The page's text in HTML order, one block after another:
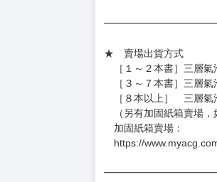
週一～週五 １０：０
（假日＆國定假日休息
．現貨商品：１～２天
．已上市且非現貨商品
－每週四～日下單者
－每週一～三下單者